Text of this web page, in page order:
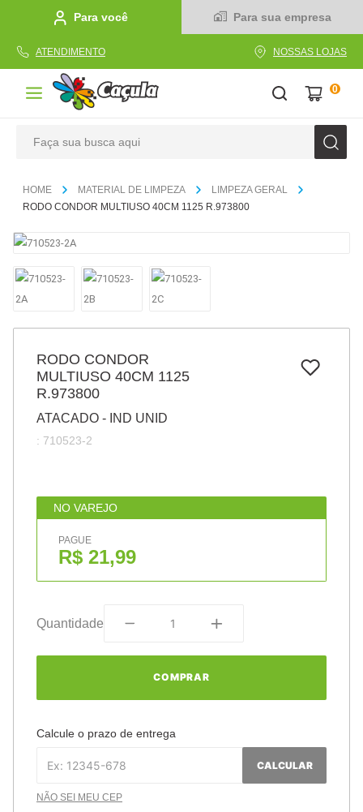
Para você Para sua empresa
ATENDIMENTO NOSSAS LOJAS
0
MATERIAL DE LIMPEZA
LIMPEZA GERAL
RODO CONDOR MULTIUSO 40CM 1125 R.973800
RODO CONDOR
MULTIUSO 40CM 1125
R.973800
ATACADO - IND UNID
: 710523-2
NO VAREJO
PAGUE
R$ 21,99
Quantidade
COMPRAR
Calcule o prazo de entrega
CALCULAR
NÃO SEI MEU CEP
1º caderno
2
papel